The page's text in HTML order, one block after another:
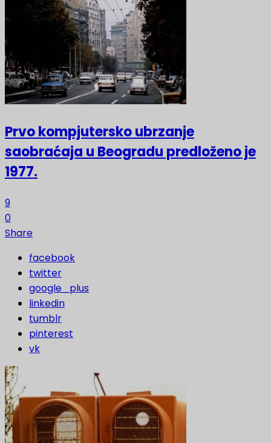
Prvo kompjutersko ubrzanje
saobraćaja u Beogradu predloženo je
1977.
9
0
Share
facebook
twitter
google_plus
linkedin
tumblr
pinterest
vk